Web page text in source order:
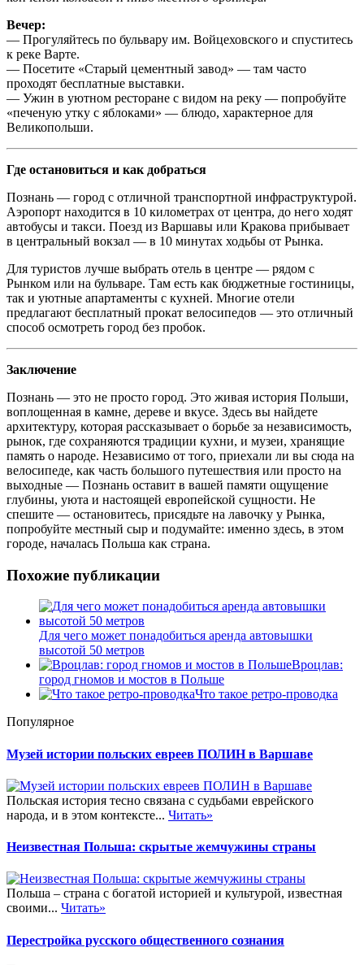
Вечер:
— Прогуляйтесь по бульвару им. Войцеховского и спуститесь
к реке Варте.
— Посетите «Старый цементный завод» — там часто
проходят бесплатные выставки.
— Ужин в уютном ресторане с видом на реку — попробуйте
«печеную утку с яблоками» — блюдо, характерное для
Великопольши.
Где остановиться и как добраться
Познань — город с отличной транспортной инфраструктурой.
Аэропорт находится в 10 километрах от центра, до него ходят
автобусы и такси. Поезд из Варшавы или Кракова прибывает
в центральный вокзал — в 10 минутах ходьбы от Рынка.
Для туристов лучше выбрать отель в центре — рядом с
Рынком или на бульваре. Там есть как бюджетные гостиницы,
так и уютные апартаменты с кухней. Многие отели
предлагают бесплатный прокат велосипедов — это отличный
способ осмотреть город без пробок.
Заключение
Познань — это не просто город. Это живая история Польши,
воплощенная в камне, дереве и вкусе. Здесь вы найдете
архитектуру, которая рассказывает о борьбе за независимость,
рынок, где сохраняются традиции кухни, и музеи, хранящие
память о народе. Независимо от того, приехали ли вы сюда на
велосипеде, как часть большого путешествия или просто на
выходные — Познань оставит в вашей памяти ощущение
глубины, уюта и настоящей европейской сущности. Не
спешите — остановитесь, присядьте на лавочку у Рынка,
попробуйте местный сыр и подумайте: именно здесь, в этом
городе, началась Польша как страна.
Похожие публикации
Для чего может понадобиться аренда автовышки
высотой 50 метров
Вроцлав:
город гномов и мостов в Польше
Что такое ретро-проводка
Популярное
Музей истории польских евреев ПОЛИН в Варшаве
Польская история тесно связана с судьбами еврейского
народа, и в этом контексте... Читать»
Неизвестная Польша: скрытые жемчужины страны
Польша – страна с богатой историей и культурой, известная
своими... Читать»
Перестройка русского общественного сознания